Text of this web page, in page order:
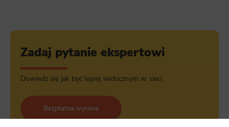
Zadaj pytanie ekspertowi
Dowiedz się jak być lepiej widocznym w sieci
Bezpłatna wycena